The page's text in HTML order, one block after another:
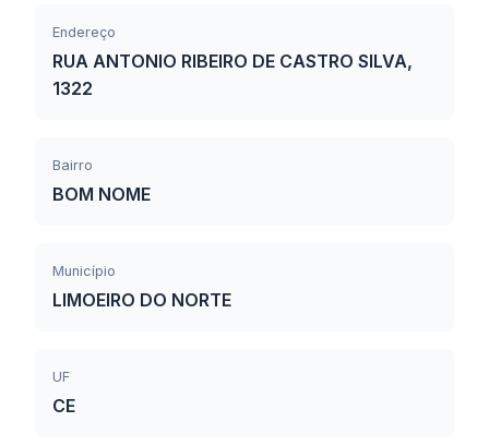
Endereço
RUA ANTONIO RIBEIRO DE CASTRO SILVA,
1322
Bairro
BOM NOME
Município
LIMOEIRO DO NORTE
UF
CE